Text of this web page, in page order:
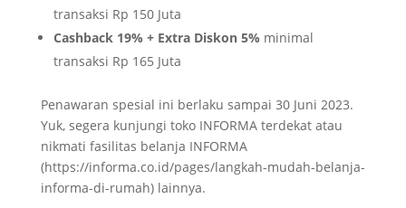
transaksi Rp 150 Juta
Cashback 19% + Extra Diskon 5% minimal
transaksi Rp 165 Juta
Penawaran spesial ini berlaku sampai 30 Juni 2023.
Yuk, segera kunjungi toko INFORMA terdekat atau
nikmati fasilitas belanja INFORMA
(https://informa.co.id/pages/langkah-mudah-belanja-
informa-di-rumah) lainnya.